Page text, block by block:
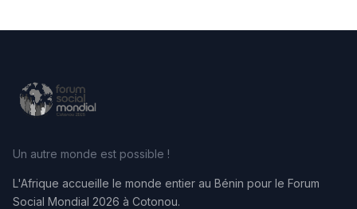
Un autre monde est possible !
L'Afrique accueille le monde entier au Bénin pour le Forum
Social Mondial 2026 à Cotonou.